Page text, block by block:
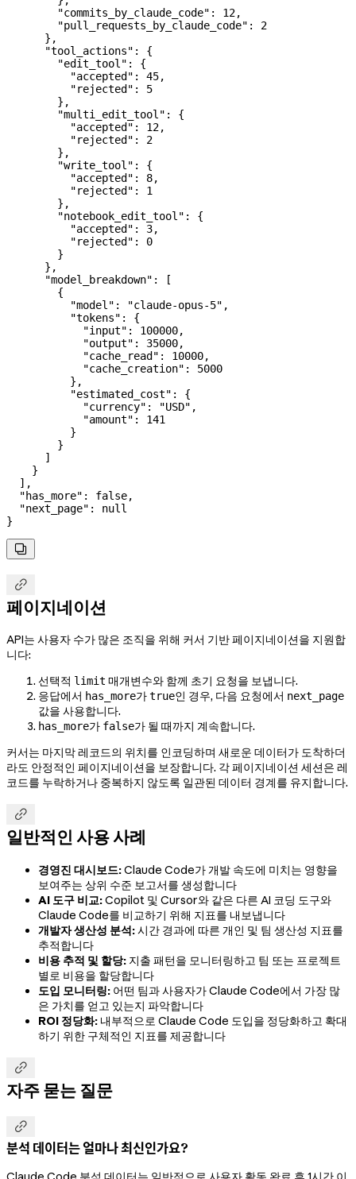
        "commits_by_claude_code"
: 12,
        "pull_requests_by_claude_code"
: 2
      },
      "tool_actions"
: {
        "edit_tool"
: {
          "accepted"
: 45,
          "rejected"
: 5
        },
        "multi_edit_tool"
: {
          "accepted"
: 12,
          "rejected"
: 2
        },
        "write_tool"
: {
          "accepted"
: 8,
          "rejected"
: 1
        },
        "notebook_edit_tool"
: {
          "accepted"
: 3,
          "rejected"
: 0
        }
      },
      "model_breakdown"
: [
        {
          "model"
: "claude-opus-5" ,
          "tokens"
: {
            "input"
: 100000,
            "output"
: 35000,
            "cache_read"
: 10000,
            "cache_creation"
: 5000
          },
          "estimated_cost"
: {
            "currency"
: "USD" ,
            "amount"
: 141
          }
        }
      ]
    }
  ],
  "has_more"
: false,
  "next_page"
: null
}


페이지네이션
API는 사용자 수가 많은 조직을 위해 커서 기반 페이지네이션을 지원합
니다:
선택적 limit 매개변수와 함께 초기 요청을 보냅니다.
응답에서 has_more가true인 경우, 다음 요청에서 next_page
값을 사용합니다.
has_more가 false가 될 때까지 계속합니다.
커서는 마지막 레코드의 위치를 인코딩하며 새로운 데이터가 도착하더
라도 안정적인 페이지네이션을 보장합니다. 각 페이지네이션 세션은 레
코드를 누락하거나 중복하지 않도록 일관된 데이터 경계를 유지합니다.

일반적인 사용 사례
경영진 대시보드:Claude Code가 개발 속도에 미치는 영향을
보여주는 상위 수준 보고서를 생성합니다
AI 도구 비교:Copilot 및 Cursor와 같은 다른 AI 코딩 도구와
Claude Code를 비교하기 위해 지표를 내보냅니다
개발자 생산성 분석:시간 경과에 따른 개인 및 팀 생산성 지표를
추적합니다
비용 추적 및 할당: 지출 패턴을 모니터링하고 팀 또는 프로젝트
별로 비용을 할당합니다
도입 모니터링: 어떤 팀과 사용자가 Claude Code에서 가장 많
은 가치를 얻고 있는지 파악합니다
ROI 정당화: 내부적으로 Claude Code 도입을 정당화하고 확대
하기 위한 구체적인 지표를 제공합니다

자주 묻는 질문

분석 데이터는 얼마나 최신인가요?